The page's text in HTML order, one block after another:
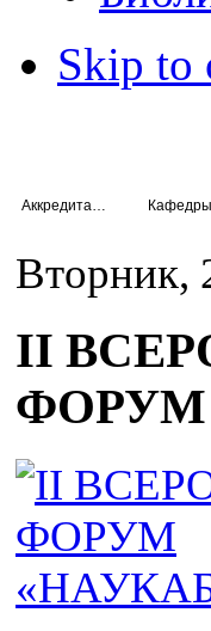
Skip to
Кафедры
Вторник,
II
ФОРУМ